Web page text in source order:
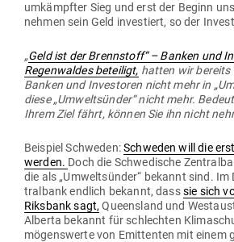
umkämpfter Sieg und erst der Beginn
nehmen sein Geld inves­tiert, so der
„Geld ist der Brenn­stoff“ – Banken und
Regen­waldes beteiligt, hatten wir bereits
Banken und Inves­toren nicht mehr in
diese „Umwelt­sünder“ nicht mehr.
Ihrem Ziel fährt, können Sie ihn nicht
Bei­spiel Schweden:Schweden will die
werden. Doch die Schwe­dische
die als „Umwelt­sünder“ bekannt sind.
tralbank endlich bekannt, dasssie sich
Riksbank sagt, Queensland und
Alberta bekannt für schlechten
mö­gens­werte von Emit­tenten mit einem